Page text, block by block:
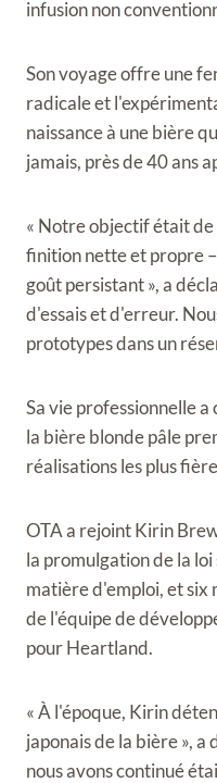
infusion non
Son voyage offre une
radicale et
naissance à une bière
jamais, près de 40 ans
« Notre objectif était
finition nette et propre
goût persistant », a
d'essais et d'erreur.
prototypes dans un
Sa vie professionnelle
la bière blonde pâle
réalisations les plus
OTA a rejoint Kirin
la promulgation de la
matière d'emploi, et six
de l'équipe de
pour Heartland.
« À l'époque, Kirin
japonais de la bière », a
nous avons continué